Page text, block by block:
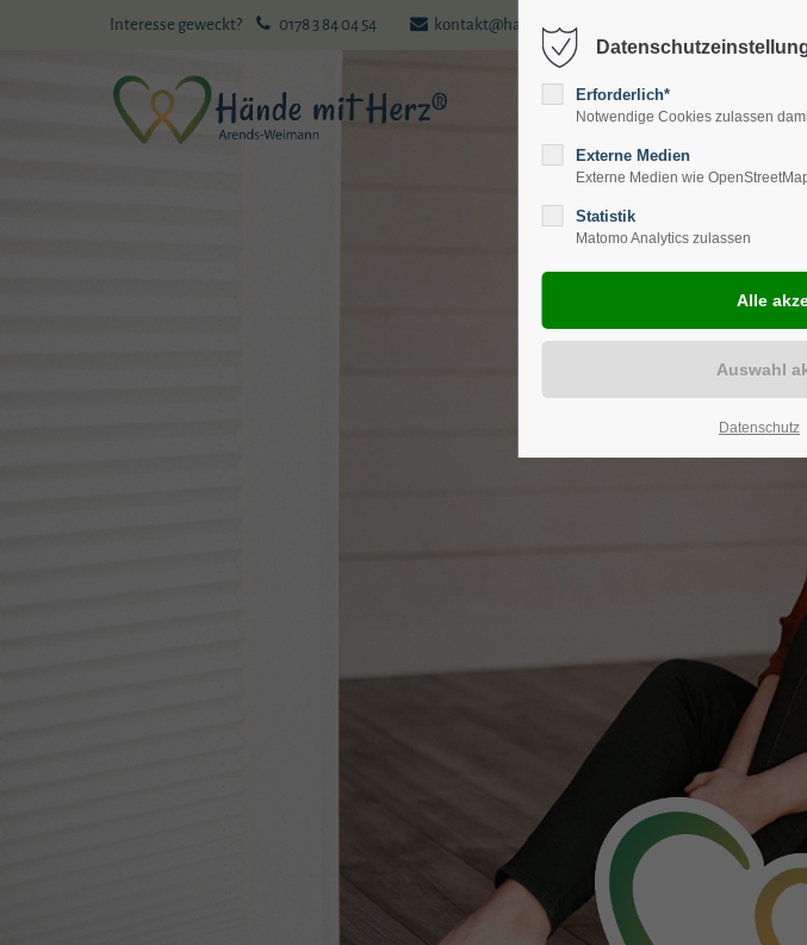
Interesse geweckt? 0178 3 84 04 54 kontakt@haende-mit-herz.com
STARTSEITE HILFE FÜR
Erforderlich*
Notwendige Cookies zulassen
Externe Medien
Externe Medien wie
Statistik
Matomo Analytics zulassen
Datenschutz